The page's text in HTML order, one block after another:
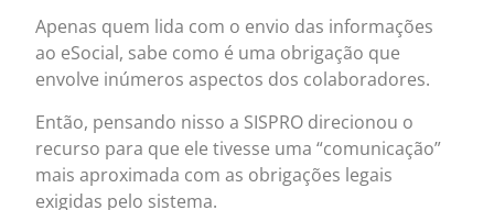
Apenas quem lida com o envio das informações
ao eSocial, sabe como é uma obrigação que
envolve inúmeros aspectos dos colaboradores.
Então, pensando nisso a SISPRO direcionou o
recurso para que ele tivesse uma “comunicação”
mais aproximada com as obrigações legais
exigidas pelo sistema.